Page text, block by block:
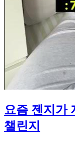
요즘 젠지가
챌린지